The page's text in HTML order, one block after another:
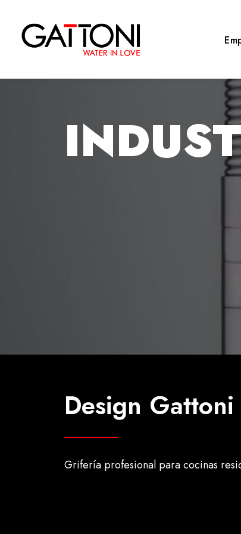
Design
Grifería profesional para cocinas